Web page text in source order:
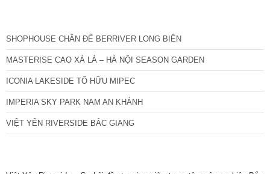
SHOPHOUSE CHÂN ĐẾ BERRIVER LONG BIÊN
MASTERISE CAO XÀ LÁ – HÀ NỘI SEASON GARDEN
ICONIA LAKESIDE TỐ HỮU MIPEC
IMPERIA SKY PARK NAM AN KHÁNH
VIỆT YÊN RIVERSIDE BẮC GIANG